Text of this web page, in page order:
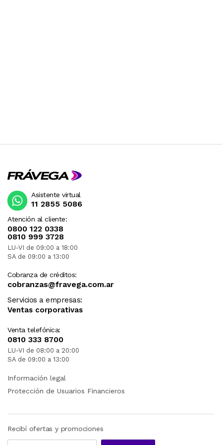
Atención al cliente:
0800 122 0338
0810 999 3728
LU-VI de 09:00 a 18:00
SA de 09:00 a 13:00
Cobranza de créditos:
cobranzas@fravega.com.ar
Servicios a empresas:
Ventas corporativas
Venta telefónica:
0810 333 8700
LU-VI de 08:00 a 20:00
SA de 09:00 a 13:00
Asistente virtual
11 2855 5086
Información legal
Protección de Usuarios Financieros
Recibí ofertas y promociones